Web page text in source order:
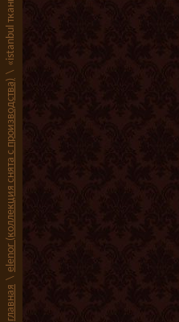
главная
\
elenor (коллекция снята с производства)
\
«istanbul ткани»